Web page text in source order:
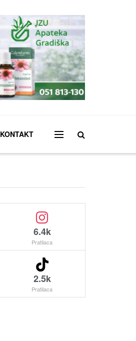
KONTAKT
6.4k
Pratilaca
2.5k
Pratilaca